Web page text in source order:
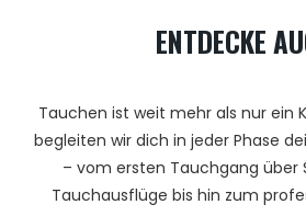
ENTDECKE
Tauchen ist weit mehr als nur ein
begleiten wir dich in jeder Phase
– vom ersten Tauchgang über
Tauchausflüge bis hin zum